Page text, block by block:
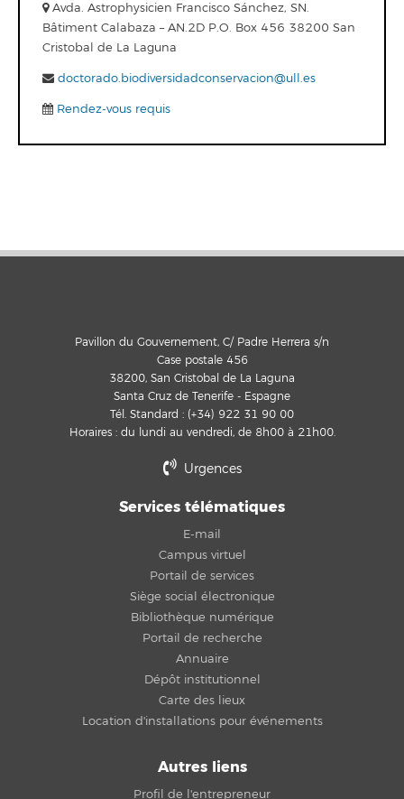
Avda. Astrophysicien Francisco Sánchez, SN.
Bâtiment Calabaza – AN.2D P.O. Box 456 38200 San
Cristobal de La Laguna
doctorado.biodiversidadconservacion@ull.es
Rendez-vous requis
Pavillon du Gouvernement, C/ Padre Herrera s/n
Case postale 456
38200, San Cristobal de La Laguna
Santa Cruz de Tenerife - Espagne
Tél. Standard : (+34) 922 31 90 00
Horaires : du lundi au vendredi, de 8h00 à 21h00.
Urgences
Services télématiques
E-mail
Campus virtuel
Portail de services
Siège social électronique
Bibliothèque numérique
Portail de recherche
Annuaire
Dépôt institutionnel
Carte des lieux
Location d'installations pour événements
Autres liens
Profil de l'entrepreneur